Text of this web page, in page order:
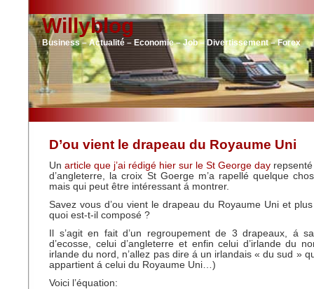
Willyblog
Business – Actualité – Economie – Job – Divertissement – Forex
D’ou vient le drapeau du Royaume Uni
Un article que j’ai rédigé hier sur le St George day
d’angleterre, la croix St Goerge m’a rapellé quelque
mais qui peut être intéressant á montrer.
Savez vous d’ou vient le drapeau du Royaume Uni et
quoi est-t-il composé ?
Il s’agit en fait d’un regroupement de 3 drapeaux, á
d’ecosse, celui d’angleterre et enfin celui d’irlande du
irlande du nord, n’allez pas dire á un irlandais « du sud »
appartient á celui du Royaume Uni…)
Voici l’équation: